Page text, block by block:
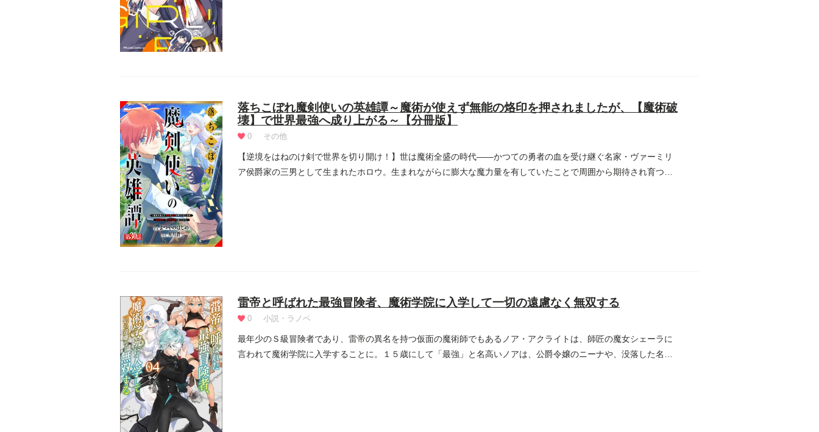
落ちこぼれ魔剣使いの英雄譚～魔術が使えず無能の烙印を押されましたが、【魔術破
壊】で世界最強へ成り上がる～【分冊版】
0 その他
【逆境をはねのけ剣で世界を切り開け！】世は魔術全盛の時代――かつての勇者の血を受け継ぐ名家・ヴァーミリ
ア侯爵家の三男として生まれたホロウ。生まれながらに膨大な魔力量を有していたことで周囲から期待され育つ
雷帝と呼ばれた最強冒険者、魔術学院に入学して一切の遠慮なく無双する
0 小説・ラノベ
最年少のＳ級冒険者であり、雷帝の異名を持つ仮面の魔術師でもあるノア・アクライトは、師匠の魔女シェーラに
言われて魔術学院に入学することに。１５歳にして「最強」と名高いノアは、公爵令嬢のニーナや、没落した名家